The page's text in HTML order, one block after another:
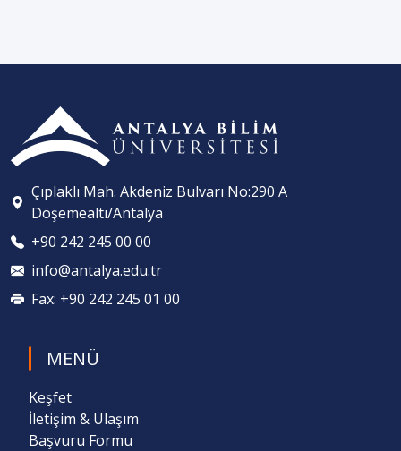
Çıplaklı Mah. Akdeniz Bulvarı No:290 A
Döşemealtı/Antalya
+90 242 245 00 00
info@antalya.edu.tr
Fax: +90 242 245 01 00
MENÜ
Keşfet
İletişim & Ulaşım
Başvuru Formu